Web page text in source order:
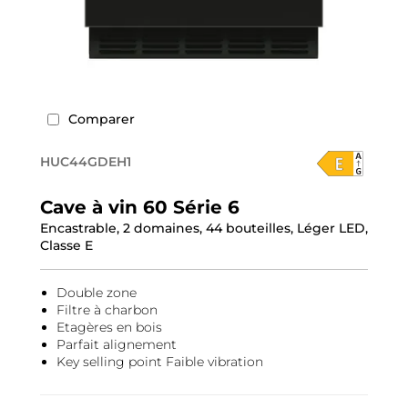
Comparer
HUC44GDEH1
Cave à vin 60 Série 6
Encastrable, 2 domaines, 44 bouteilles, Léger LED,
Classe E
Double zone
Filtre à charbon
Etagères en bois
Parfait alignement
Key selling point Faible vibration